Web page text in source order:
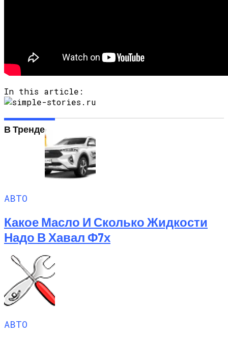
In this article:
В Тренде
АВТО
Какое Масло И Сколько Жидкости
Надо В Хавал Ф7х
АВТО